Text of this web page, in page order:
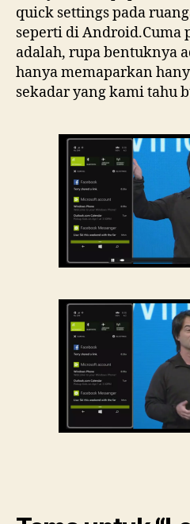
quick settings pada
seperti di Android.Cuma
adalah, rupa bentuknya
hanya memaparkan
sekadar yang kami tahu